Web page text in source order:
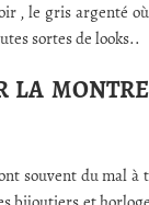
, le gris argenté
sortes de looks..
LA
souvent du mal à